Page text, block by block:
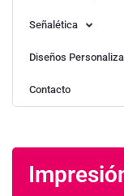
Señalética
Diseños
Contacto